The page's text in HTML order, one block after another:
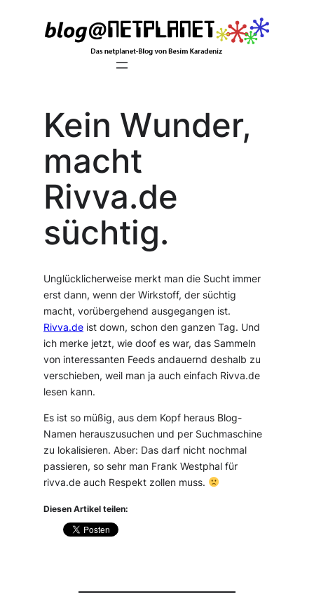
Kein Wunder,
macht
Rivva.de
süchtig.
Unglücklicherweise merkt man die Sucht immer
erst dann, wenn der Wirkstoff, der süchtig
macht, vorübergehend ausgegangen ist.
Rivva.de ist down, schon den ganzen Tag. Und
ich merke jetzt, wie doof es war, das Sammeln
von interessanten Feeds andauernd deshalb zu
verschieben, weil man ja auch einfach Rivva.de
lesen kann.
Es ist so müßig, aus dem Kopf heraus Blog-
Namen herauszusuchen und per Suchmaschine
zu lokalisieren. Aber: Das darf nicht nochmal
passieren, so sehr man Frank Westphal für
rivva.de auch Respekt zollen muss.
Diesen Artikel teilen: